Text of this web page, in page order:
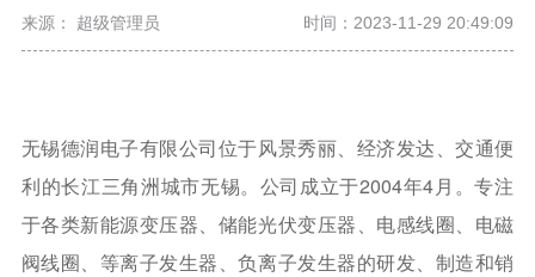
来源： 超级管理员 时间：2023-11-29 20:49:09
无锡德润电子有限公司位于风景秀丽、经济发达、交通便
利的长江三角洲城市无锡。公司成立于2004年4月。专注
于各类新能源变压器、储能光伏变压器、电感线圈、电磁
阀线圈、等离子发生器、负离子发生器的研发、制造和销